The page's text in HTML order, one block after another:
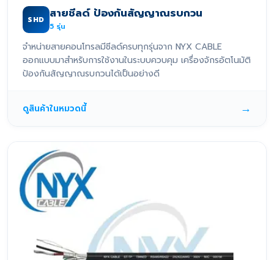
SHD สายชีลด์ ป้องกันสัญญาณรบกวน
5 รุ่น
จำหน่ายสายคอนโทรลมีชีลด์ครบทุกรุ่นจาก NYX CABLE
ออกแบบมาสำหรับการใช้งานในระบบควบคุม เครื่องจักรอัตโนมัติ
ป้องกันสัญญาณรบกวนได้เป็นอย่างดี
ดูสินค้าในหมวดนี้ →